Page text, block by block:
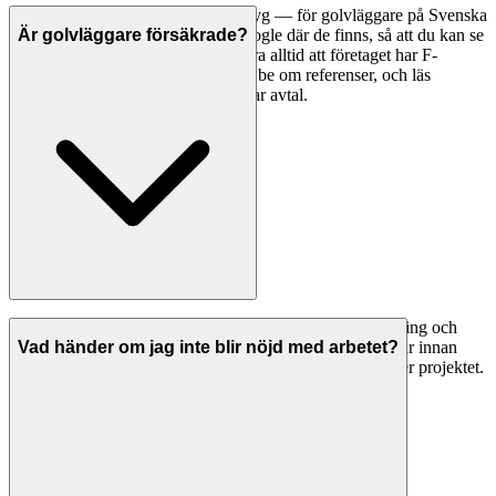
Ett bra första steg är att jämföra betyg — för golvläggare på Svenska
Hantverkare visar vi betyg från Google där de finns, så att du kan se
vad andra kunder tycker. Kontrollera alltid att företaget har F-
skattesedel och giltiga försäkringar, be om referenser, och läs
omdömen noggrant innan du tecknar avtal.
Är golvläggare försäkrade?
Seriösa golvläggare i Hudiksvall har både ansvarsförsäkring och
allriskförsäkring. Be alltid om bevis på giltiga försäkringar innan
arbetet påbörjas. Detta skyddar dig om något går fel under projektet.
Vad händer om jag inte blir nöjd med arbetet?